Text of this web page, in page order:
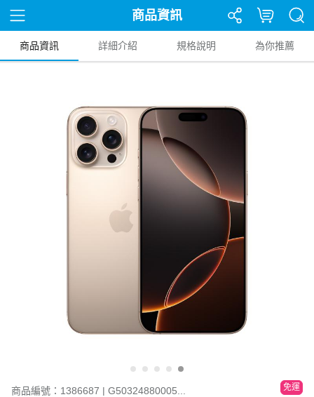
商品資訊
商品資訊 詳細介紹 規格說明 為你推薦
商品編號：1386687 | G50324880005... 免運